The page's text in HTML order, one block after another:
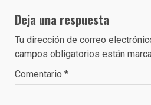
Deja una respuesta
Tu dirección de correo
campos obligatorios están
Comentario *